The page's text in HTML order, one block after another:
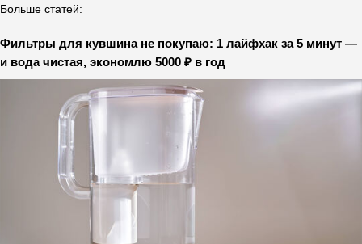
Больше статей:
Фильтры для кувшина не покупаю: 1 лайфхак за 5 минут —
и вода чистая, экономлю 5000 ₽ в год